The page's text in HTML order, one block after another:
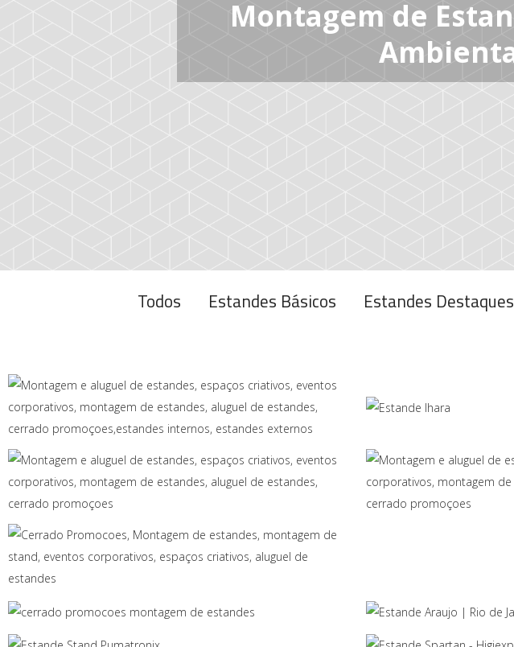
Todos Estandes Básicos Estandes Destaques